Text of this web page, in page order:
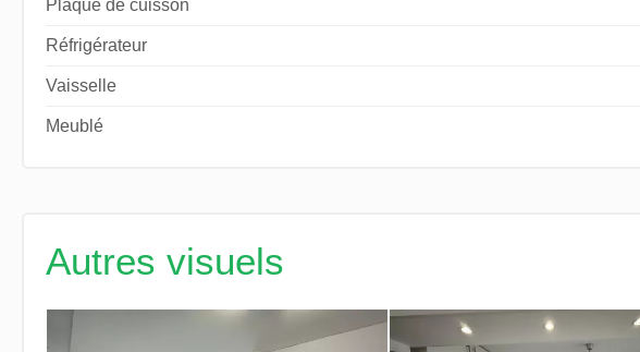
Plaque de cuisson
Réfrigérateur
Vaisselle
Meublé
Autres visuels